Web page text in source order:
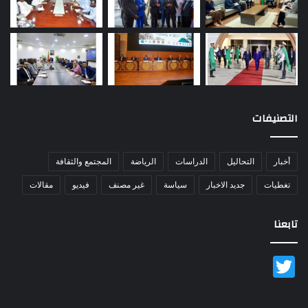
التصنيفات
أخبار التحاليل الدراسات الرياضة المجتمع والثقافة
تغطيات جديد الاخبار سياسة غير مصنف فيديو مقالات
تابعنا